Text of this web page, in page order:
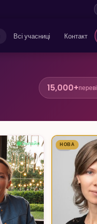
Всі учасниці Контакт
15,000+
Онлайн 7
НОВА